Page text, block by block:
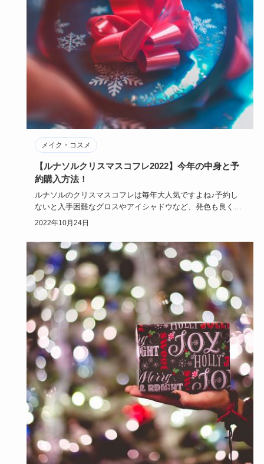
メイク・コスメ
【ルナソルクリスマスコフレ2022】今年の中身と予
約購入方法！
ルナソルのクリスマスコフレは毎年大人気ですよね♪予約し
ないと入手困難なグロスやアイシャドウなど、発色も良くて
パッケージも可…
2022年10月24日